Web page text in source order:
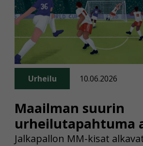
Maailman suurin
urheilutapahtuma
Urheilu 10.06.2026
Jalkapallon MM-kisat